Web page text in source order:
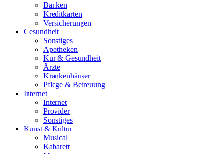
Banken
Kreditkarten
Versicherungen
Gesundheit
Sonstiges
Apotheken
Kur & Gesundheit
Ärzte
Krankenhäuser
Pflege & Betreuung
Internet
Internet
Provider
Sonstiges
Kunst & Kultur
Musical
Kabarett